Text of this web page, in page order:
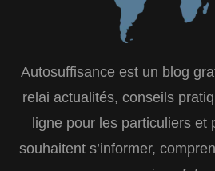
Autosuffisance est un blog
relai actualités, conseils
ligne pour les particuliers et
souhaitent s’informer,